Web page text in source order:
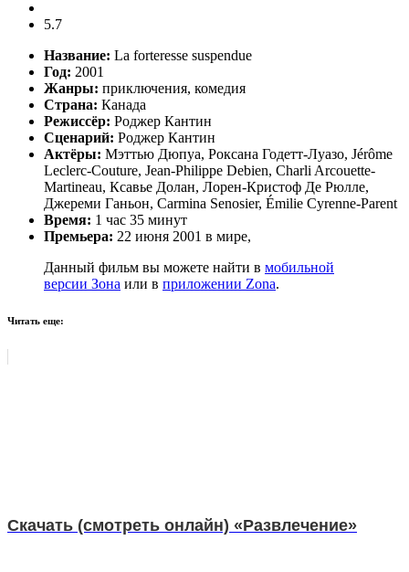
5.7
Название: La forteresse suspendue
Год: 2001
Жанры: приключения, комедия
Страна: Канада
Режиссёр: Роджер Кантин
Сценарий: Роджер Кантин
Актёры: Мэттью Дюпуа, Роксана Годетт-Луазо, Jérôme
Leclerc-Couture, Jean-Philippe Debien, Charli Arcouette-
Martineau, Ксавье Долан, Лорен-Кристоф Де Рюлле,
Джереми Ганьон, Carmina Senosier, Émilie Cyrenne-Parent
Время: 1 час 35 минут
Премьера: 22 июня 2001 в мире,
Данный фильм вы можете найти в мобильной
версии Зона или в приложении Zona.
Читать еще:
Скачать (смотреть онлайн) «Развлечение»